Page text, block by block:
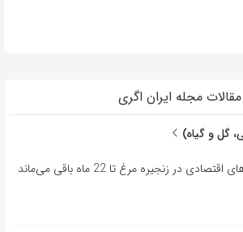
مجله ایران اگری
گل و گیاه)
در زنجیره مرغ تا 22 ماه باقی می‌ماند